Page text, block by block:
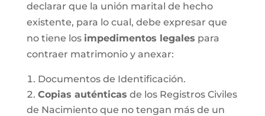
declarar que la unión marital de hecho
existente, para lo cual, debe expresar que
no tiene los impedimentos legales para
contraer matrimonio y anexar:
Documentos de Identificación.
Copias auténticas de los Registros Civiles
de Nacimiento que no tengan más de un